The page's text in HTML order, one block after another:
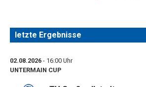
letzte Ergebnisse
02.08.2026 - 16:00 Uhr
UNTERMAIN CUP